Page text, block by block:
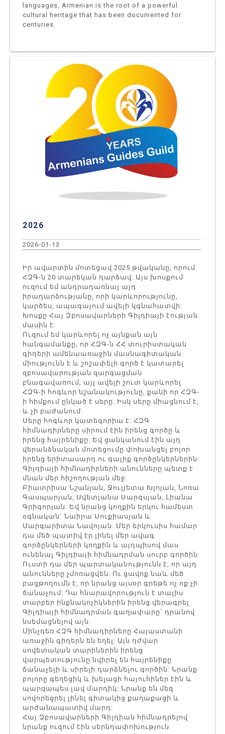
languages, Armenian is the root of a powerful
cultural heritage that has been documented for
centuries.
2026
2026-01-13
Իր ավարտին մոտեցավ 2025 թվականը, որում
ՀԶԳ-ն 20 տարեկան դարձավ: Այս խոսքում
ուզում եմ անդրադառնալ այդ
իրադարձությանը, որի կարևորությունը,
կարծես, ապագայում ավելի կգնահատվի:
Խոսքը Հայ Զբոսավարների Գիլդիայի էության
մասին է:
Ուզում եմ կարևորել ոչ այնքան այն
հանգամանքը, որ ՀԶԳ-ն ՀՀ տուրիստական
գիդերի ամենաառաջին մասնագիտական
միությունն է և շոշափելի գործ է կատարել
զբոսավարության զարգացման
բնագավառում, այլ ավելի շուտ կարևորել
ՀԶԳ-ի հոգևոր նշանակությունը, քանի որ ՀԶԳ-
ի հիմքում ընկած է սերը: Իսկ սերը միացնում է,
և չի բաժանում:
Սերը հոգևոր կատեգորիա է: ՀԶԳ
հիմնադիրները սիրում էին իրենց գործը և
իրենց հայրենիքը: Եվ ցանկանում էին այդ
վերանձնական մոտեցումը փոխանցել բոլոր
իրենց երիտասարդ ու գալիք գործընկերներին:
Գիլդիայի հիմնադիրների անունները պետք է
մնան մեր հիշողության մեջ:
Բիատրիսա Նշանյան, Ջուլյետա Խլոյան, Նոռա
Գասպարյան, Սվետլանա Սարգսյան, Լիանա
Գրիգորյան: Եվ նրանց կողքին երկու համեստ
օգնական` Նաիրա Սուքիասյան և
Մարգարիտա Նավոյան. Մեր երկուսիս համար
դա մեծ պատիվ էր լինել մեր ավագ
գործընկերների կողքին և այդպիսով մաս
ունենալ Գիլդիայի հիմնադրման սուրբ գործին:
Ուստի դա մեր պարտականությունն է, որ այդ
անունները չմոռացվեն: Ու ցավոք նաև մեծ
բացթողումն է, որ նրանց այսօր գրեթե ոչ ոք չի
ճանաչում: Դա հնարավորություն է տալիս
տարբեր ինքնակոչիկներին իրենց վերագրել
Գիլդիայի հիմնադրման գաղափարը` դրանով
նսեմացնելով այն:
Մինչդեռ ՀԶԳ հիմնադիրները Հայաստանի
առաջին գիդերն են եղել: Այն դժվար
սովետական տարիներին իրենց
վարպետությունը նվիրել են հայրենիքը
ճանաչելի և սիրելի դարձնելու գործին: Նրանք
բոլորը գեղեցիկ և խելացի հայուհիներ էին և
պարզապես լավ մարդիկ: Նրանք են մեզ
սովորեցրել լինել գիտակից քաղաքացի և
արժանապատիվ մարդ:
Հայ Զբոսավարների Գիլդիան հիմնադրելով
նրանք ուզում էին սերնդափոխություն